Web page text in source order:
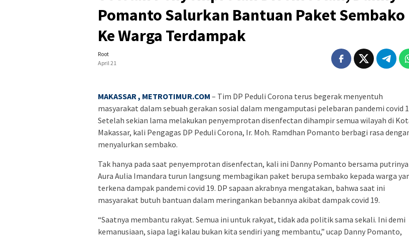
Pomanto Salurkan Bantuan Paket Sembako
Ke Warga Terdampak
Root
April 21
MAKASSAR , METROTIMUR.COM – Tim DP Peduli Corona terus begerak menyentuh
masyarakat dalam sebuah gerakan sosial dalam mengamputasi pelebaran pandemi covid
Setelah sekian lama melakukan penyemprotan disenfectan dihampir semua wilayah di
Makassar, kali Pengagas DP Peduli Corona, Ir. Moh. Ramdhan Pomanto berbagi rasa
menyalurkan sembako.
Tak hanya pada saat penyemprotan disenfectan, kali ini Danny Pomanto bersama putrinya
Aura Aulia Imandara turun langsung membagikan paket berupa sembako kepada warga
terkena dampak pandemi covid 19. DP sapaan akrabnya mengatakan, bahwa saat ini
masyarakat butuh bantuan dalam meringankan bebannya akibat dampak covid 19.
“Saatnya membantu rakyat. Semua ini untuk rakyat, tidak ada politik sama sekali. Ini demi
kemanusiaan, siapa lagi kalau bukan kita sendiri yang membantu,” ucap Danny Pomanto,